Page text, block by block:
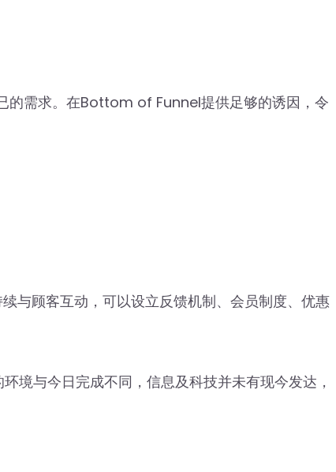
的需求。在Bottom of Funnel提供足够的诱因，令
与顾客互动，可以设立反馈机制、会员制度、优惠
境与今日完成不同，信息及科技并未有现今发达，